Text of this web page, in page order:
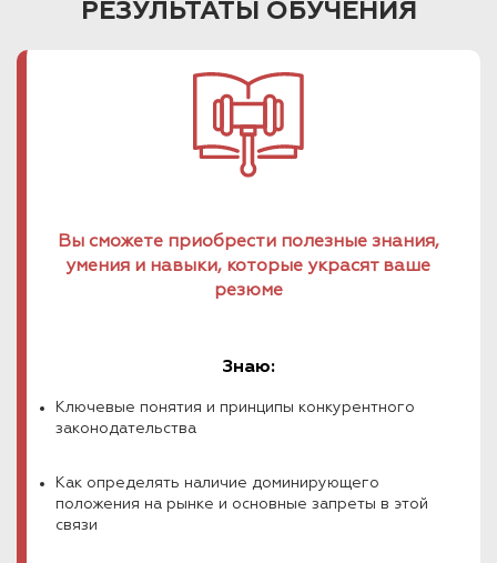
РЕЗУЛЬТАТЫ ОБУЧЕНИЯ
Вы сможете приобрести полезные знания,
умения и навыки, которые украсят ваше
резюме
Знаю:
Ключевые понятия и принципы конкурентного
законодательства
Как определять наличие доминирующего
положения на рынке и основные запреты в этой
связи